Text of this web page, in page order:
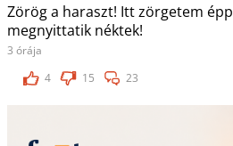
Zörög a haraszt! Itt zörgetem
megnyittatik néktek!
3 órája
4
15 23